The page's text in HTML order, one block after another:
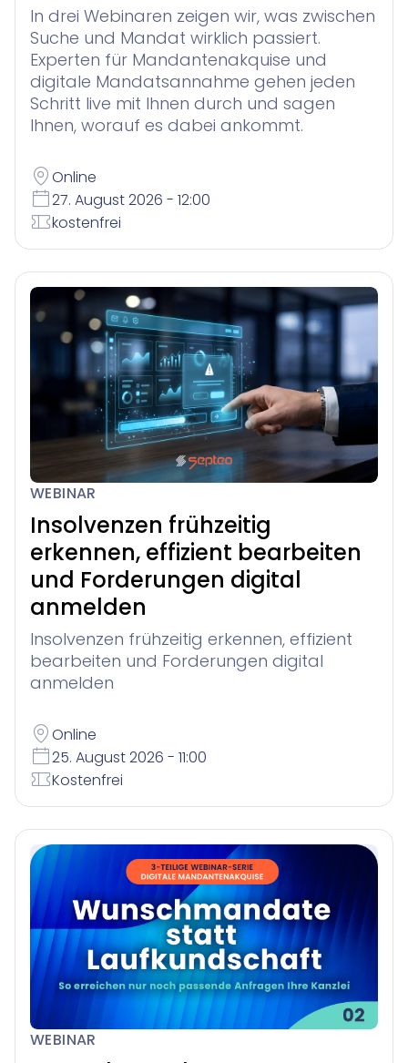
In drei Webinaren zeigen wir, was zwischen
Suche und Mandat wirklich passiert.
Experten für Mandantenakquise und
digitale Mandatsannahme gehen jeden
Schritt live mit Ihnen durch und sagen
Ihnen, worauf es dabei ankommt.
Online
27. August 2026 - 12:00
kostenfrei
WEBINAR
Insolvenzen frühzeitig
erkennen, effizient bearbeiten
und Forderungen digital
anmelden
Insolvenzen frühzeitig erkennen, effizient
bearbeiten und Forderungen digital
anmelden
Online
25. August 2026 - 11:00
Kostenfrei
WEBINAR